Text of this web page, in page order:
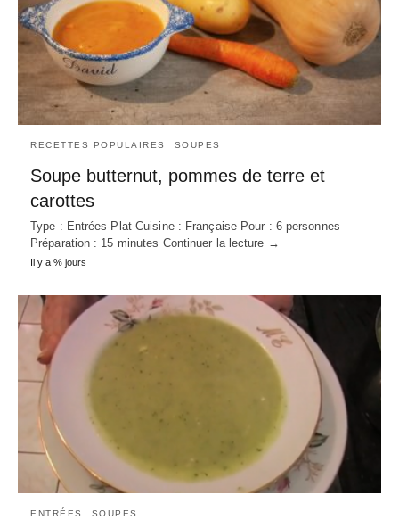
RECETTES POPULAIRES SOUPES
Soupe butternut, pommes de terre et
carottes
Type : Entrées-Plat Cuisine : Française Pour : 6 personnes
Préparation : 15 minutes Continuer la lecture →
Il y a % jours
ENTRÉES SOUPES